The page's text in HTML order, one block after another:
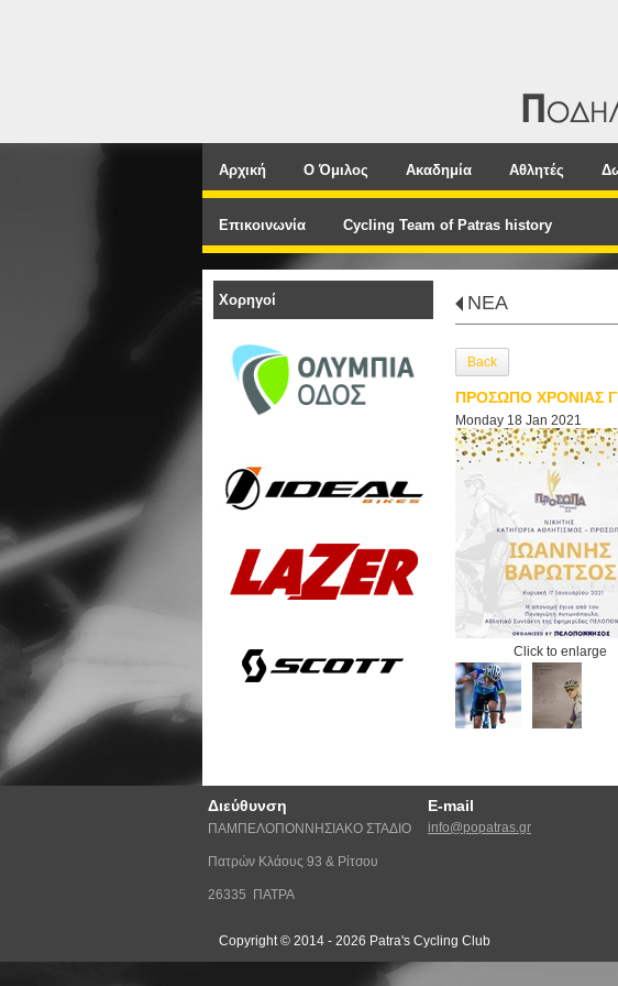
Αρχική Ο Όμιλος Ακαδημία Αθλητές
Επικοινωνία Cycling Team of Patras history
Χορηγοί NEA
Back
ΠΡΟΣΩΠΟ ΧΡΟΝΙΑΣ
Monday 18 Jan 2021
Click to enlarge
Διεύθυνση E-mail
ΠΑΜΠΕΛΟΠΟΝΝΗΣΙΑΚΟ ΣΤΑΔΙΟ
Πατρών Κλάους 93 & Ρίτσου
26335 ΠΑΤΡΑ
info@popatras.gr
Copyright © 2014 - 2026 Patra's Cycling Club